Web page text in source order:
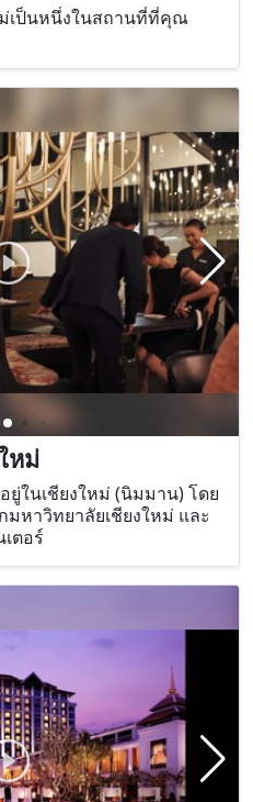
เป็นหนึ่งในสถานที่ที่คุณ
หม่
ยู่ในเชียงใหม่ (นิมมาน) โดย
มหาวิทยาลัยเชียงใหม่ และ
ตอร์